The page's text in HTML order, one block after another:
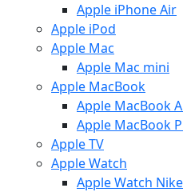
Apple iPhone Air
Apple iPod
Apple Mac
Apple Mac mini
Apple MacBook
Apple MacBook
Apple MacBook
Apple TV
Apple Watch
Apple Watch Nike